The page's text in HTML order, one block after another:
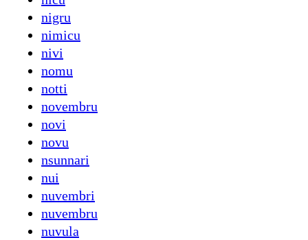
nigru
nimicu
nivi
nomu
notti
novembru
novi
novu
nsunnari
nui
nuvembri
nuvembru
nuvula